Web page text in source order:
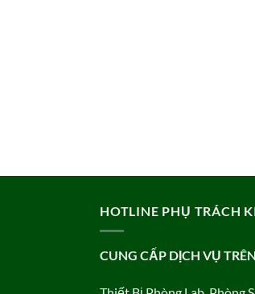
HOTLINE PHỤ TRÁCH
CUNG CẤP DỊCH VỤ